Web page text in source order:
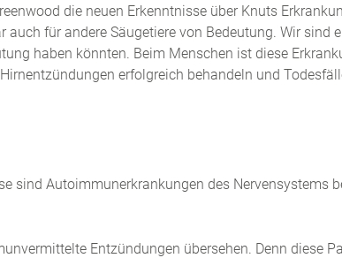
die neuen Erkenntnisse über Knuts
für andere Säugetiere von Bedeutung. Wir sind
haben könnten. Beim Menschen ist diese
erfolgreich behandeln und
sind Autoimmunerkrankungen des Nervensystems
Entzündungen übersehen. Denn diese